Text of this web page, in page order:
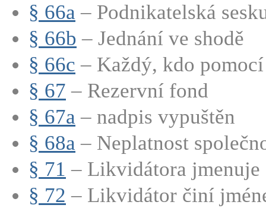
§ 66a – Podnikatelská
§ 66b – Jednání ve shodě
§ 66c – Každý, kdo
§ 67 – Rezervní fond
§ 67a – nadpis vypuštěn
§ 68a – Neplatnost
§ 71 – Likvidátora jmenuje
§ 72 – Likvidátor činí